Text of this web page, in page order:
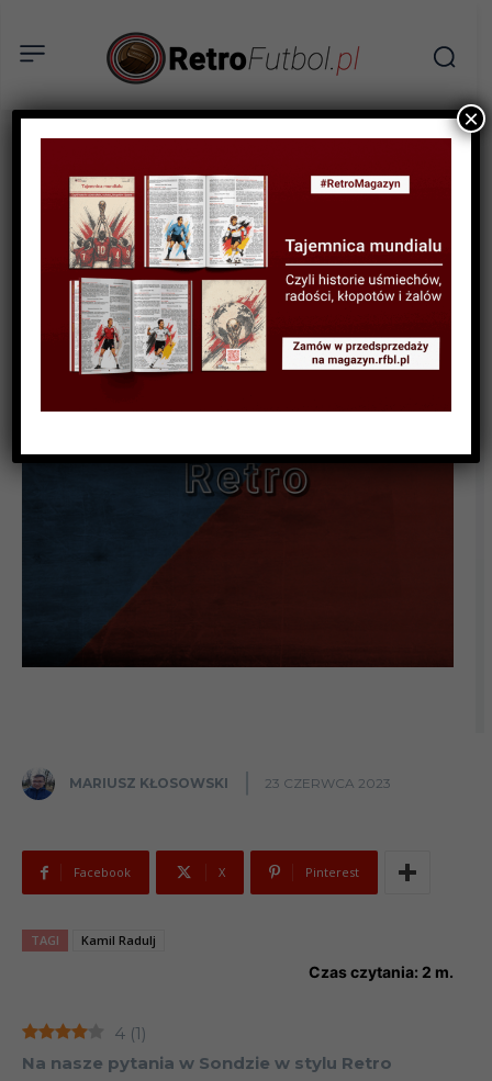
WYWIAD
Sonda w stylu Retro #44
Kamil Radulj
MARIUSZ KŁOSOWSKI 23 CZERWCA 2023
Facebook X Pinterest
TAGI Kamil Radulj
Czas czytania: 2 m.
4 (1)
Na nasze pytania w Sondzie w stylu Retro
×